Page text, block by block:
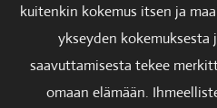
kuitenkin kokemus itsen ja
ykseyden kokemuksesta
saavuttamisesta tekee
omaan elämään.